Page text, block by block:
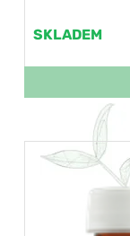
SKLADEM